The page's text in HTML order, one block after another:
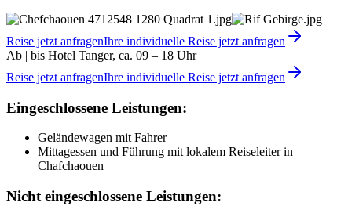
Reise jetzt anfragenIhre individuelle Reise jetzt anfragen
Ab | bis Hotel Tanger, ca. 09 – 18 Uhr
Reise jetzt anfragenIhre individuelle Reise jetzt anfragen
Eingeschlossene Leistungen:
Geländewagen mit Fahrer
Mittagessen und Führung mit lokalem Reiseleiter in
Chafchaouen
Nicht eingeschlossene Leistungen: